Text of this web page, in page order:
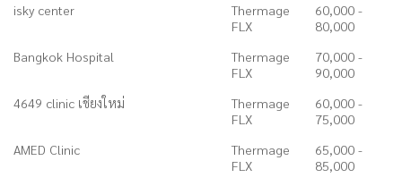
isky center
Thermage
FLX
60,000 -
80,000
Bangkok Hospital
Thermage
FLX
70,000 -
90,000
4649 clinic เชียงใหม่
Thermage
FLX
60,000 -
75,000
AMED Clinic
Thermage
FLX
65,000 -
85,000